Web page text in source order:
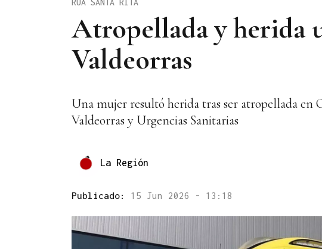
Atropellada y herida
Valdeorras
Una mujer resultó herida tras ser atropellada en
Valdeorras y Urgencias Sanitarias
La Región
Publicado: 15 Jun 2026 - 13:18